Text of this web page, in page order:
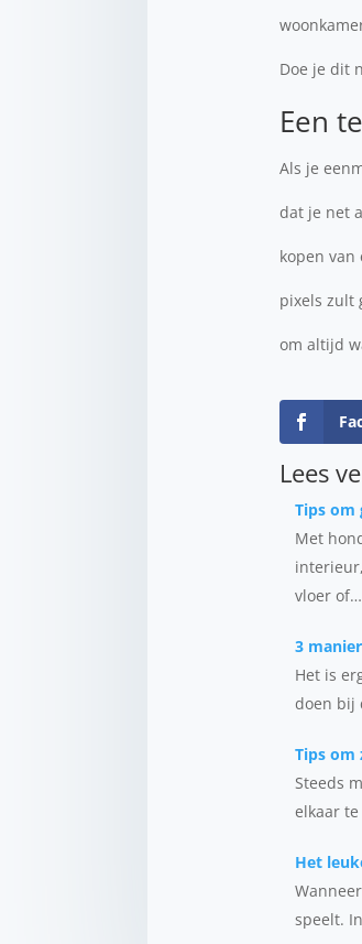
Doe je dit
Een
Als je
dat je net
kopen
pixels zult
om altijd
Lees
Tips
Met
vloer of…
3
Het is
doen bij
Tips om
Steeds
elkaar
Het
speelt.